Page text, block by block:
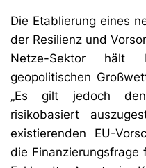
Die Etablierung eines
der Resilienz und
Netze-Sektor hält
geopolitischen
„Es gilt jedoch
risikobasiert
existierenden EU-
die Finanzierungsfrage